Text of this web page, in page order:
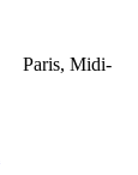
Paris, Midi-